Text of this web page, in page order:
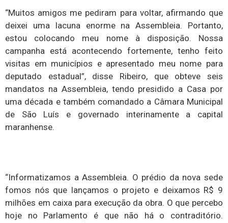
“Muitos amigos me pediram para voltar, afirmando que
deixei uma lacuna enorme na Assembleia. Portanto,
estou colocando meu nome à disposição. Nossa
campanha está acontecendo fortemente, tenho feito
visitas em municípios e apresentado meu nome para
deputado estadual”, disse Ribeiro, que obteve seis
mandatos na Assembleia, tendo presidido a Casa por
uma década e também comandado a Câmara Municipal
de São Luís e governado interinamente a capital
maranhense.
“Informatizamos a Assembleia. O prédio da nova sede
fomos nós que lançamos o projeto e deixamos R$ 9
milhões em caixa para execução da obra. O que percebo
hoje no Parlamento é que não há o contraditório.